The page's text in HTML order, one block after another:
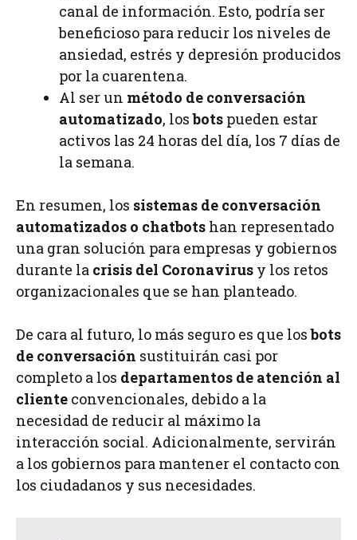
canal de información. Esto, podría ser
beneficioso para reducir los niveles de
ansiedad, estrés y depresión producidos
por la cuarentena.
Al ser un método de conversación
automatizado, losbots pueden estar
activos las 24 horas del día, los 7 días de
la semana.
En resumen, los sistemas de conversación
automatizados o chatbots han representado
una gran solución para empresas y gobiernos
durante la crisis del Coronavirus y los retos
organizacionales que se han planteado.
De cara al futuro, lo más seguro es que losbots
de conversación sustituirán casi por
completo a los departamentos de atención al
cliente convencionales, debido a la
necesidad de reducir al máximo la
interacción social. Adicionalmente, servirán
a los gobiernos para mantener el contacto con
los ciudadanos y sus necesidades.